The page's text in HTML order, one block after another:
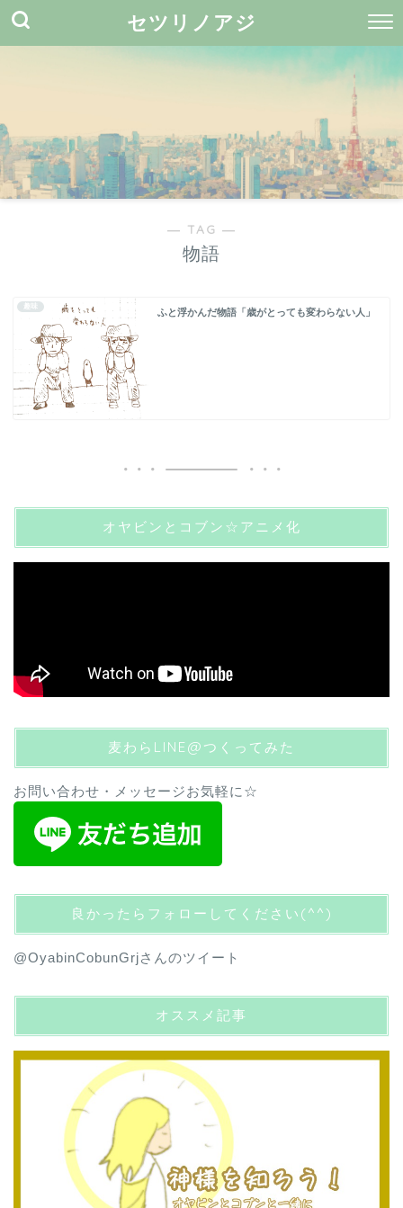
セツリノアジ
― TAG ―
物語
趣味
ふと浮かんだ物語「歳がとっても変わらない人」
オヤビンとコブン☆アニメ化
麦わらLINE@つくってみた
お問い合わせ・メッセージお気軽に☆
良かったらフォローしてください(^^)
@OyabinCobunGrjさんのツイート
オススメ記事